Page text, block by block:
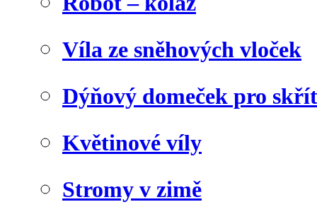
Víla ze sněhových vloček
Dýňový domeček pro
Květinové víly
Stromy v zimě